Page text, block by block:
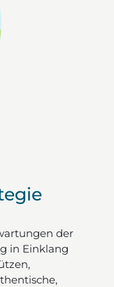
der
in Einklang